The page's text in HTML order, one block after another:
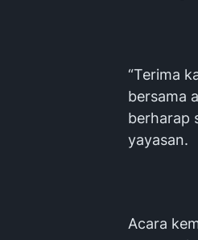
“Terima
bersama
berharap
yayasan.
Acara